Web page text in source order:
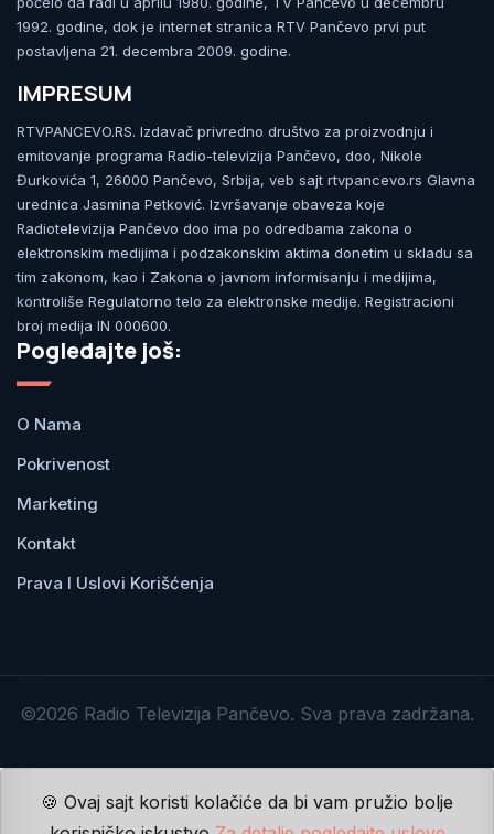
1992. godine, dok je internet stranica RTV Pančevo prvi put
postavljena 21. decembra 2009. godine.
IMPRESUM
RTVPANCEVO.RS. Izdavač privredno društvo za proizvodnju i
emitovanje programa Radio-televizija Pančevo, doo, Nikole
Đurkovića 1, 26000 Pančevo, Srbija, veb sajt rtvpancevo.rs Glavna
urednica Jasmina Petković. Izvršavanje obaveza koje
Radiotelevizija Pančevo doo ima po odredbama zakona o
elektronskim medijima i podzakonskim aktima donetim u skladu sa
tim zakonom, kao i Zakona o javnom informisanju i medijima,
kontroliše Regulatorno telo za elektronske medije. Registracioni
broj medija IN 000600.
Pogledajte još:
O Nama
Pokrivenost
Marketing
Kontakt
Prava I Uslovi Korišćenja
©2026 Radio Televizija Pančevo. Sva prava zadržana.
🍪 Ovaj sajt koristi kolačiće da bi vam pružio bolje